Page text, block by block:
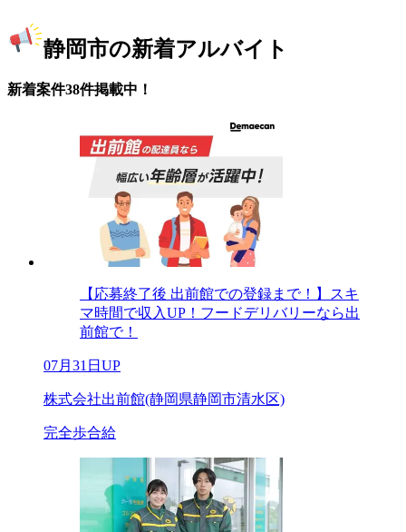
静岡市の新着アルバイト
新着案件38件掲載中！
【応募終了後 出前館での登録まで！】スキ
マ時間で収入UP！フードデリバリーなら出
前館で！
07月31日UP
株式会社出前館(静岡県静岡市清水区)
完全歩合給